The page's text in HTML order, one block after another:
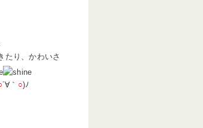
たり、かわいさ
´∀｀ ○)ﾉ